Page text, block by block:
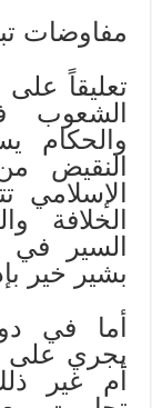
مفاوضات
تعليقاً
الشعوب
والحكام
النقيض
الإسلامي
الخلافة
السير في
بشير خير
أما في
يجري على
أم غير